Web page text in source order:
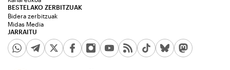
JARRAITU
BESTELAKO ZERBITZUAK
Bidera zerbitzuak
Midas Media